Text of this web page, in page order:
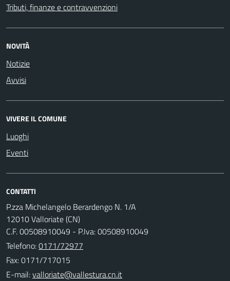
Tributi, finanze e contravvenzioni
NOVITÀ
Notizie
Avvisi
VIVERE IL COMUNE
Luoghi
Eventi
CONTATTI
P.zza Michelangelo Berardengo N. 1/A
12010 Valloriate (CN)
C.F. 00508910049 - P.Iva: 00508910049
Telefono:0171/72977
Fax: 0171/717015
E-mail: